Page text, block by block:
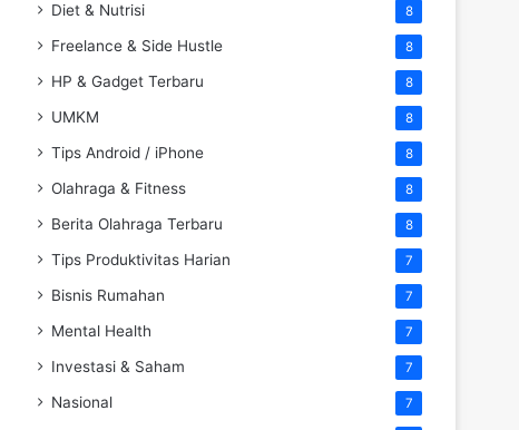
Diet & Nutrisi 8
Freelance & Side Hustle 8
HP & Gadget Terbaru 8
UMKM 8
Tips Android / iPhone 8
Olahraga & Fitness 8
Berita Olahraga Terbaru 8
Tips Produktivitas Harian 7
Bisnis Rumahan 7
Mental Health 7
Investasi & Saham 7
Nasional 7